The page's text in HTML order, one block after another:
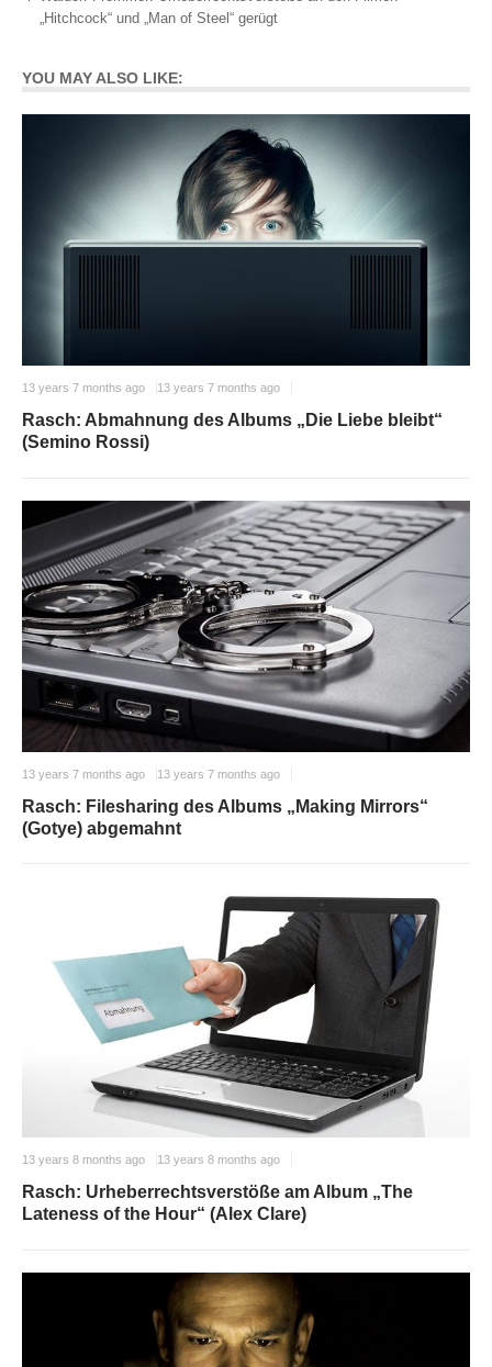
„Hitchcock“ und „Man of Steel“ gerügt
YOU MAY ALSO LIKE:
13 years 7 months ago 13 years 7 months ago
Rasch: Abmahnung des Albums „Die Liebe bleibt“
(Semino Rossi)
13 years 7 months ago 13 years 7 months ago
Rasch: Filesharing des Albums „Making Mirrors“
(Gotye) abgemahnt
13 years 8 months ago 13 years 8 months ago
Rasch: Urheberrechtsverstöße am Album „The
Lateness of the Hour“ (Alex Clare)